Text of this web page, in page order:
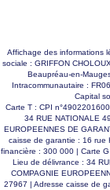
Affichage des informations
sociale : GRIFFON
Beaupréau-en-
Intracommunautaire :
Capital
Carte T : CPI
34 RUE NATIONALE
EUROPEENNES DE
caisse de garantie : 16 rue
financière : 300 000 | Carte
Lieu de délivrance : 34
COMPAGNIE
27967 | Adresse caisse de